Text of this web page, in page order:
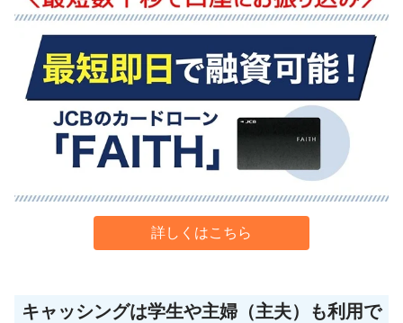
詳しくはこちら
キャッシングは学生や主婦（主夫）も利用で